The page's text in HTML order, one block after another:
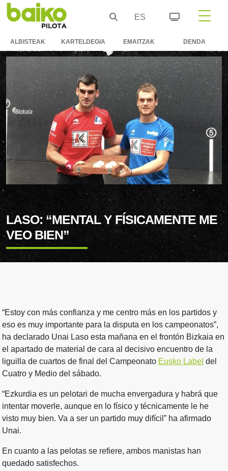
ES
ALBISTEAK KARTELDEGIA EMAITZAK DENDA
LASO: “MENTAL Y FÍSICAMENTE ME
VEO BIEN”
“Estoy con más confianza y me centro más en los partidos y
eso es muy importante para la disputa en los campeonatos”,
ha declarado Unai Laso esta mañana en el frontón Bizkaia en
el apartado de material de cara al decisivo encuentro de la
liguilla de cuartos de final del Campeonato Eusko Label del
Cuatro y Medio del sábado.
“Ezkurdia es un pelotari de mucha envergadura y habrá que
intentar moverle, aunque en lo físico y técnicamente le he
visto muy bien. Va a ser un partido muy difícil” ha afirmado
Unai.
En cuanto a las pelotas se refiere, ambos manistas han
quedado satisfechos.